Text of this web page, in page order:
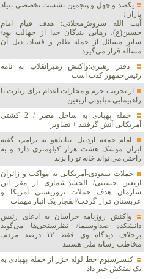
یکصد و چهل و پنجمین نشست تخصصی بنیاد
باران؛
آیت الله سروش‌محلاتی: هدف قیام امام
حسین(ع)، رهایی بندگان خدا از جهالت بود/
سایر مسائل از جمله ظلم و فساد، ذیل آن
مسأله قرار می‌گیرد
دفتر رهبری:واکنش رهبرانقلاب به نامه
رئیس‌جمهور کذب است
از تخریب حرم و مجازات اعدام برای زیارت تا
راهپیمایی میلیونی اربعین
حمله پهپادی به ساحل مصر / 2 کشتی
آمریکایی آتش گرفتند + تصاویر
امام جمعه اردبیل: نتانیاهو به ترامپ گفته
ایران موشک هشت هزار کیلومتری دارد و به
راحتی می تواند خانه تو را بزند
حملات سعودی-آمریکایی به مواکب و زائران
اربعین حسینی/ الحشد:شماری از مقر این
سازمان هدف حملات تروریستی آمریکا و
عربستان قرار گرفت/انفجار یک انبار مهمات
واکنش روزنامه خراسان به ادعای رئیس
دانشکده صداوسیما/ نظرسنجی‌ها می‌گوید
برخلاف دیدگاه وی فقط ۱۲ درصد مردم،
مخاطب رسانه ملی هستند
کنسرسیوم خط لوله خزر از حمله پهپادی به
یک نفتکش خبر داد